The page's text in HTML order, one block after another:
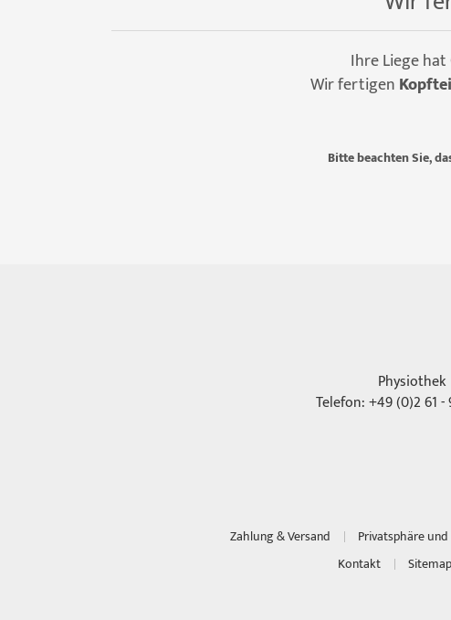
Ihre Liege
Wir fertigen
Bitte beachten Sie,
Telefon: +49 (0)2 61
Zahlung & Versand Privatsphäre
Kontakt
Sitemap